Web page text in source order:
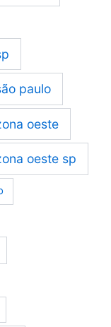
paulo
oeste
oeste sp